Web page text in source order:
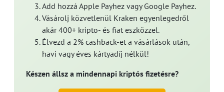
Add hozzá Apple Payhez vagy Google Payhez.
Vásárolj közvetlenül Kraken egyenlegedről
akár 400+ kripto- és fiat eszközzel.
Élvezd a 2% cashback-et a vásárlások után,
havi vagy éves kártyadíj nélkül!
Készen állsz a mindennapi kriptós fizetésre?